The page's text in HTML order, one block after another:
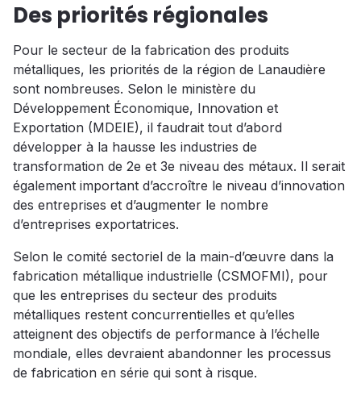
Des priorités régionales
Pour le secteur de la fabrication des produits
métalliques, les priorités de la région de Lanaudière
sont nombreuses. Selon le ministère du
Développement Économique, Innovation et
Exportation (MDEIE), il faudrait tout d’abord
développer à la hausse les industries de
transformation de 2e et 3e niveau des métaux. Il serait
également important d’accroître le niveau d’innovation
des entreprises et d’augmenter le nombre
d’entreprises exportatrices.
Selon le comité sectoriel de la main-d’œuvre dans la
fabrication métallique industrielle (CSMOFMI), pour
que les entreprises du secteur des produits
métalliques restent concurrentielles et qu’elles
atteignent des objectifs de performance à l’échelle
mondiale, elles devraient abandonner les processus
de fabrication en série qui sont à risque.